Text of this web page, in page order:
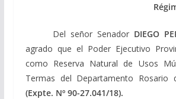
Del señor Senador DIEGO
agrado que el Poder Ejecutivo
como Reserva Natural de Usos
Termas del Departamento Rosario
(Expte. Nº 90-27.041/18).